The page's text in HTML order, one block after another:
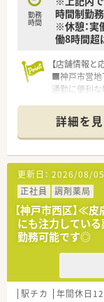
勤務
時間
時間制勤務
※休憩：実
働8時間超
【店舗情報と
■神戸市営地
通勤に便利な
枚応需する
■薬剤師常勤
者様対応がで
【募集背景と
■欠員補充の
ど採用温度感
■ブランクの
チャレンジ
■患者様第一
る方を求めて
【法人特徴に
■兵庫県下で
営による盤
詳細を
更新日： 2026/08/05
正社員
調剤薬局
【神戸市西区】≪
にも注力してい
勤務可能です◎
駅チカ 年間休日